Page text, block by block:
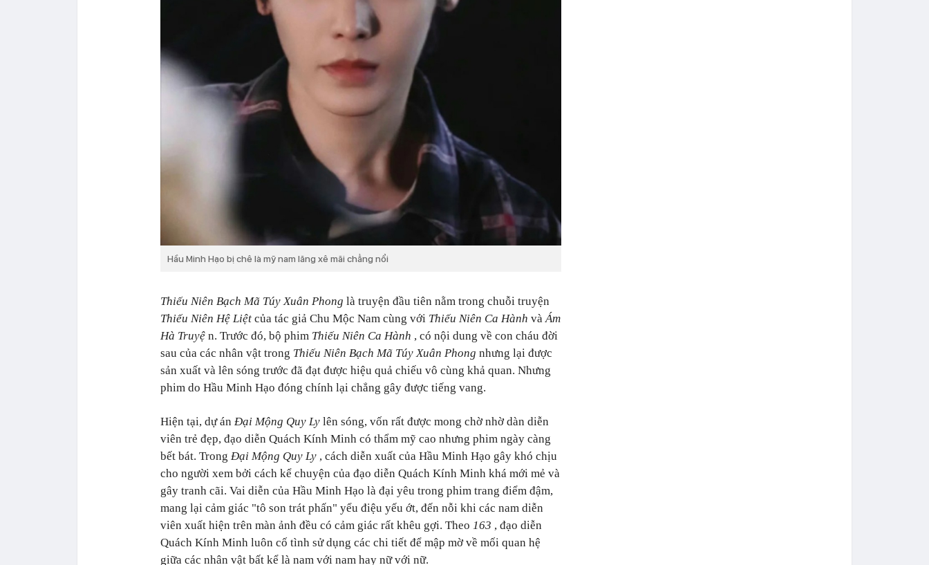
Hầu Minh Hạo bị chê là mỹ nam lăng xê mãi chẳng nổi
Thiếu Niên Bạch Mã Túy Xuân Phong là truyện đầu tiên nằm trong chuỗi truyện
Thiếu Niên Hệ Liệt của tác giả Chu Mộc Nam cùng với Thiếu Niên Ca Hành vàÁm
Hà Truyệ n. Trước đó, bộ phim Thiếu Niên Ca Hành , có nội dung về con cháu đời
sau của các nhân vật trong Thiếu Niên Bạch Mã Túy Xuân Phong nhưng lại được
sản xuất và lên sóng trước đã đạt được hiệu quả chiếu vô cùng khả quan. Nhưng
phim do Hầu Minh Hạo đóng chính lại chẳng gây được tiếng vang.
Hiện tại, dự án Đại Mộng Quy Ly lên sóng, vốn rất được mong chờ nhờ dàn diễn
viên trẻ đẹp, đạo diễn Quách Kính Minh có thẩm mỹ cao nhưng phim ngày càng
bết bát. Trong Đại Mộng Quy Ly , cách diễn xuất của Hầu Minh Hạo gây khó chịu
cho người xem bởi cách kể chuyện của đạo diễn Quách Kính Minh khá mới mẻ và
gây tranh cãi. Vai diễn của Hầu Minh Hạo là đại yêu trong phim trang điểm đậm,
mang lại cảm giác "tô son trát phấn" yểu điệu yếu ớt, đến nỗi khi các nam diễn
viên xuất hiện trên màn ảnh đều có cảm giác rất khêu gợi. Theo 163 , đạo diễn
Quách Kính Minh luôn cố tình sử dụng các chi tiết để mập mờ về mối quan hệ
giữa các nhân vật bất kể là nam với nam hay nữ với nữ.